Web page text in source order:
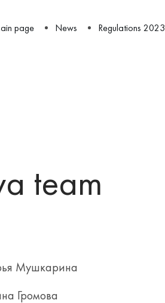
page News Regulations 2023
team
Мушкарина
Громова